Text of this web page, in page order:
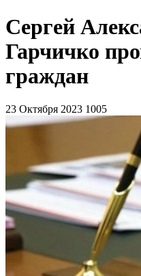
Сергей
Гарчичко
граждан
23 Октября 2023 1005